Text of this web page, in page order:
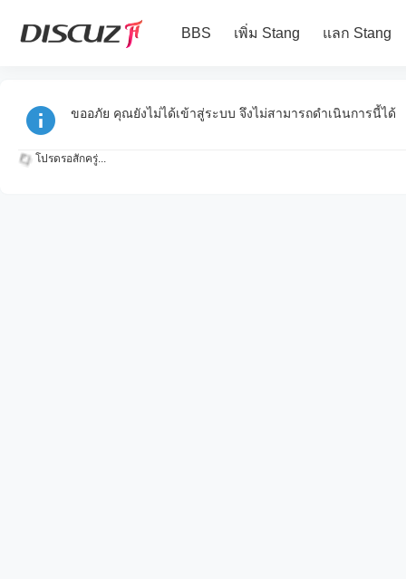
BBS เพิ่ม Stang แลก Stang
ขออภัย คุณยังไม่ได้เข้าสู่ระบบ จึงไม่สามารถดำเนินการนี้ได้
โปรดรอสักครู่...